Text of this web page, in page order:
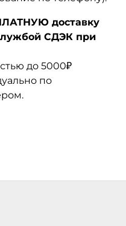
доставку
СДЭК при
до 5000₽
по